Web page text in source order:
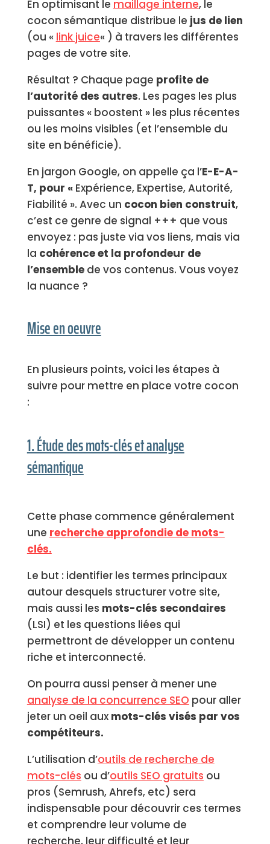
En optimisant le maillage interne, le
cocon sémantique distribue le jus de lien
(ou « link juice« ) à travers les différentes
pages de votre site.
Résultat ? Chaque page profite de
l’autorité des autres. Les pages les plus
puissantes « boostent » les plus récentes
ou les moins visibles (et l’ensemble du
site en bénéficie).
En jargon Google, on appelle ça l’E-E-A-
T, pour « Expérience, Expertise, Autorité,
Fiabilité ». Avec un cocon bien construit,
c’est ce genre de signal +++ que vous
envoyez : pas juste via vos liens, mais via
la cohérence et la profondeur de
l’ensemblede vos contenus. Vous voyez
la nuance ?
Mise en oeuvre
En plusieurs points, voici les étapes à
suivre pour mettre en place votre cocon
:
1. Étude des mots-clés et analyse
sémantique
Cette phase commence généralement
une recherche approfondie de mots-
clés.
Le but : identifier les termes principaux
autour desquels structurer votre site,
mais aussi les mots-clés secondaires
(LSI) et les questions liées qui
permettront de développer un contenu
riche et interconnecté.
On pourra aussi penser à mener une
analyse de la concurrence SEO pour aller
jeter un oeil aux mots-clés visés par vos
compétiteurs.
L’utilisation d’outils de recherche de
mots-clés ou d’outils SEO gratuits ou
pros (Semrush, Ahrefs, etc) sera
indispensable pour découvrir ces termes
et comprendre leur volume de
recherche, leur difficulté et leur